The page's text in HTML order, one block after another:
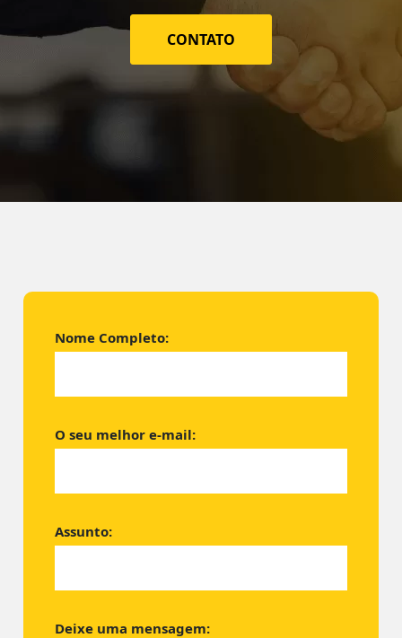
CONTATO
Nome Completo:
O seu melhor e-mail:
Assunto:
Deixe uma mensagem: